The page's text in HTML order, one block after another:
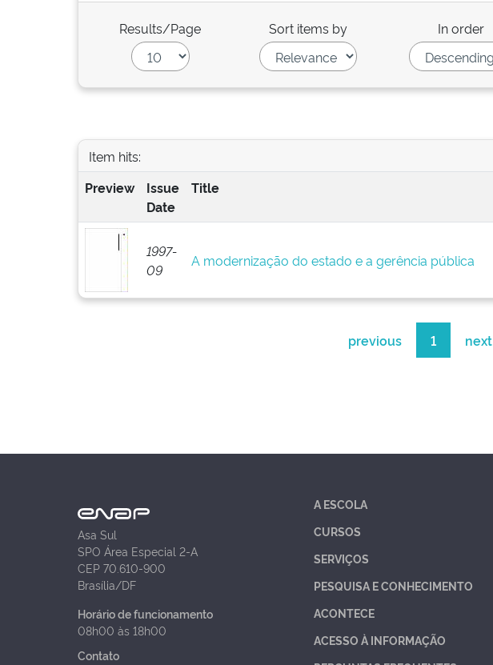
Results/Page Sort items by In order
Item hits:
Preview
Issue
Date
Title
1997-
09
A modernização do estado e a gerência pública
previous 1 next
Asa Sul
SPO Área Especial 2-A
CEP 70.610-900
Brasília/DF
Horário de funcionamento
08h00 às 18h00
Contato
A ESCOLA
CURSOS
SERVIÇOS
PESQUISA E CONHECIMENTO
ACONTECE
ACESSO À INFORMAÇÃO